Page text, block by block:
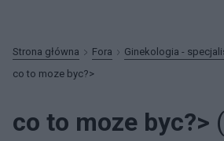
Strona główna Fora
Ginekologia -
co to moze byc?>
co to moze byc?>